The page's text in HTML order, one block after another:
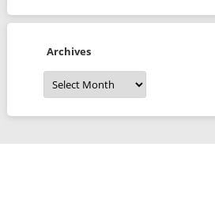
Archives
Archives